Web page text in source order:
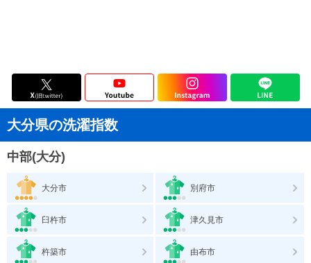
大分県の洗濯指数
中部(大分)
大分市 別府市
臼杵市 津久見市
杵築市 由布市